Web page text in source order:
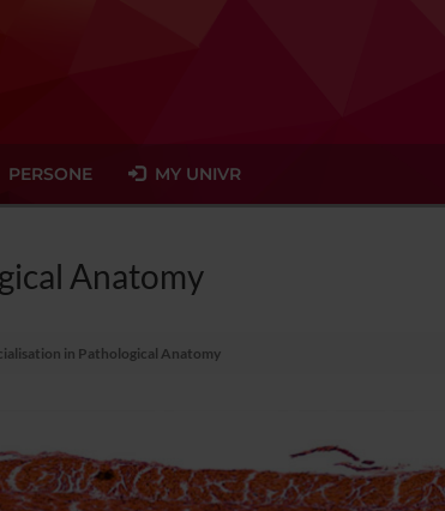
PERSONE MY UNIVR
Anatomy
in Pathological Anatomy